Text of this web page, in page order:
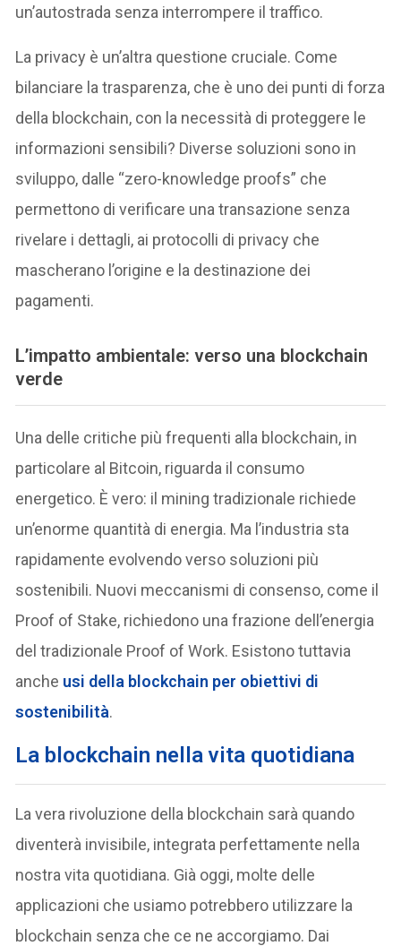
un’autostrada senza interrompere il traffico.
La privacy è un’altra questione cruciale. Come
bilanciare la trasparenza, che è uno dei punti di forza
della blockchain, con la necessità di proteggere le
informazioni sensibili? Diverse soluzioni sono in
sviluppo, dalle “zero-knowledge proofs” che
permettono di verificare una transazione senza
rivelare i dettagli, ai protocolli di privacy che
mascherano l’origine e la destinazione dei
pagamenti.
L’impatto ambientale: verso una blockchain
verde
Una delle critiche più frequenti alla blockchain, in
particolare al Bitcoin, riguarda il consumo
energetico. È vero: il mining tradizionale richiede
un’enorme quantità di energia. Ma l’industria sta
rapidamente evolvendo verso soluzioni più
sostenibili. Nuovi meccanismi di consenso, come il
Proof of Stake, richiedono una frazione dell’energia
del tradizionale Proof of Work. Esistono tuttavia
anche usi della blockchain per obiettivi di
sostenibilità.
La blockchain nella vita quotidiana
La vera rivoluzione della blockchain sarà quando
diventerà invisibile, integrata perfettamente nella
nostra vita quotidiana. Già oggi, molte delle
applicazioni che usiamo potrebbero utilizzare la
blockchain senza che ce ne accorgiamo. Dai